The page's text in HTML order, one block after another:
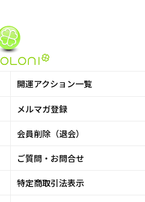
開運アクション一覧
メルマガ登録
会員削除（退会）
ご質問・お問合せ
特定商取引法表示